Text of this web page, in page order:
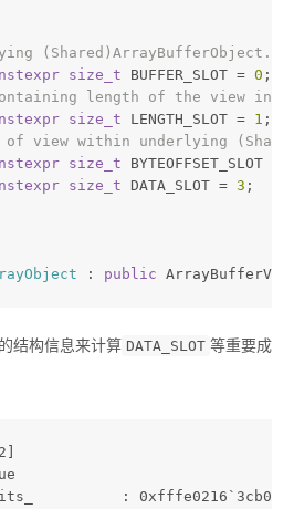
(Shared)ArrayBufferObject.
size_t BUFFER_SLOT = 0 ;
length of the view in
size_t LENGTH_SLOT = 1 ;
view within underlying
size_t BYTEOFFSET_SLOT =
size_t DATA_SLOT = 3 ;
: public
的结构信息来计算 DATA_SLOT 等重要成
: